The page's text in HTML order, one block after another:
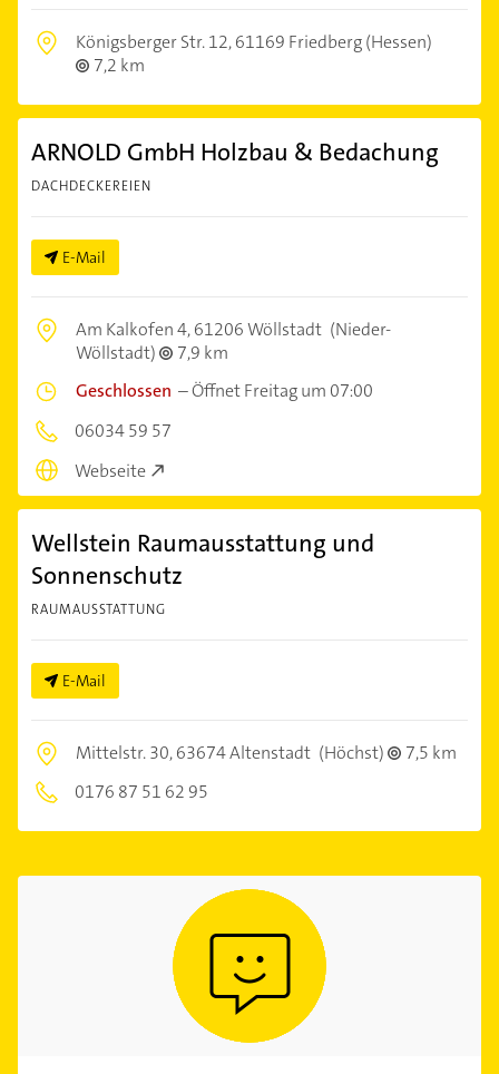
Königsberger Str. 12,61169 Friedberg (Hessen)
7,2 km
ARNOLD GmbH Holzbau & Bedachung
DACHDECKEREIEN
E-Mail
Am Kalkofen 4,61206 Wöllstadt (Nieder-
Wöllstadt)
7,9 km
Geschlossen –Öffnet Freitag um 07:00
06034 59 57
Webseite
Wellstein Raumausstattung und
Sonnenschutz
RAUMAUSSTATTUNG
E-Mail
Mittelstr. 30,63674 Altenstadt (Höchst)
7,5 km
0176 87 51 62 95